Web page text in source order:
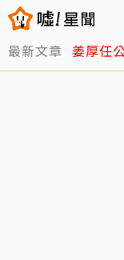
最新文章 姜厚任